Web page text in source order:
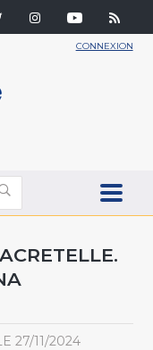
CONNEXION
27/11/2024